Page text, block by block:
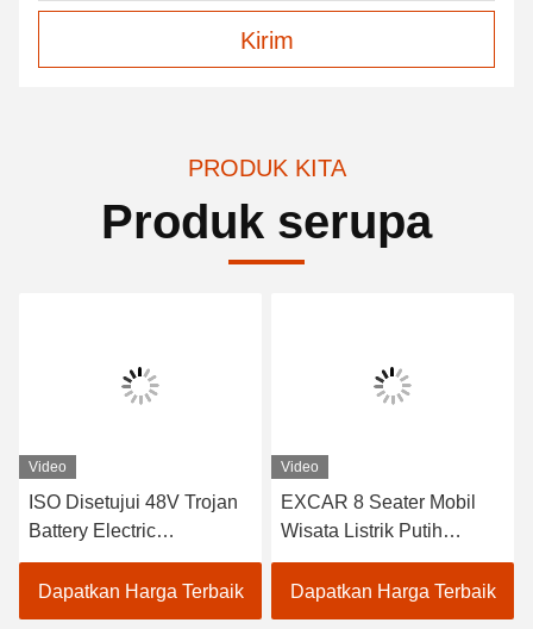
Kirim
PRODUK KITA
Produk serupa
Video
ISO Disetujui 48V Trojan
Battery Electric
Sightseeing Passenger
Car dengan Curtis
Controller untuk operasi
Dapatkan Harga Terbaik
Video
EXCAR 8 Seater Mobil
Wisata Listrik Putih
dengan Pengisi Daya
Onboard 17AH, Cocok
untuk Area Kota dan
Dapatkan Harga Terbaik